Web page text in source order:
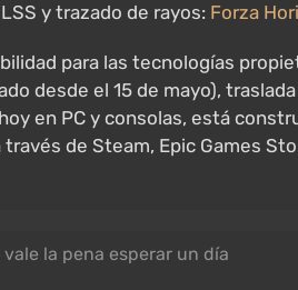
y trazado de rayos: Forza
para las tecnologías
desde el 15 de mayo),
en PC y consolas, está
de Steam, Epic Games
la pena esperar un día